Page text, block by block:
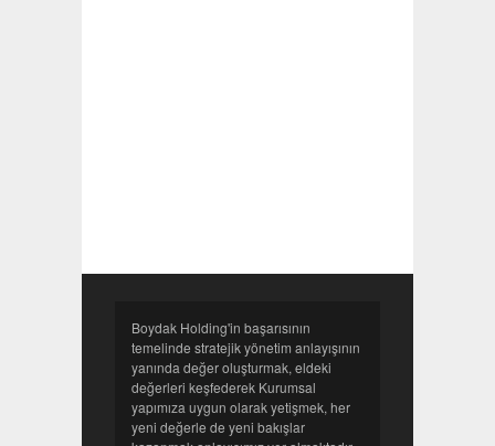
Boydak Holding'in başarısının
temelinde stratejik yönetim anlayışının
yanında değer oluşturmak, eldeki
değerleri keşfederek Kurumsal
yapımıza uygun olarak yetişmek, her
yeni değerle de yeni bakışlar